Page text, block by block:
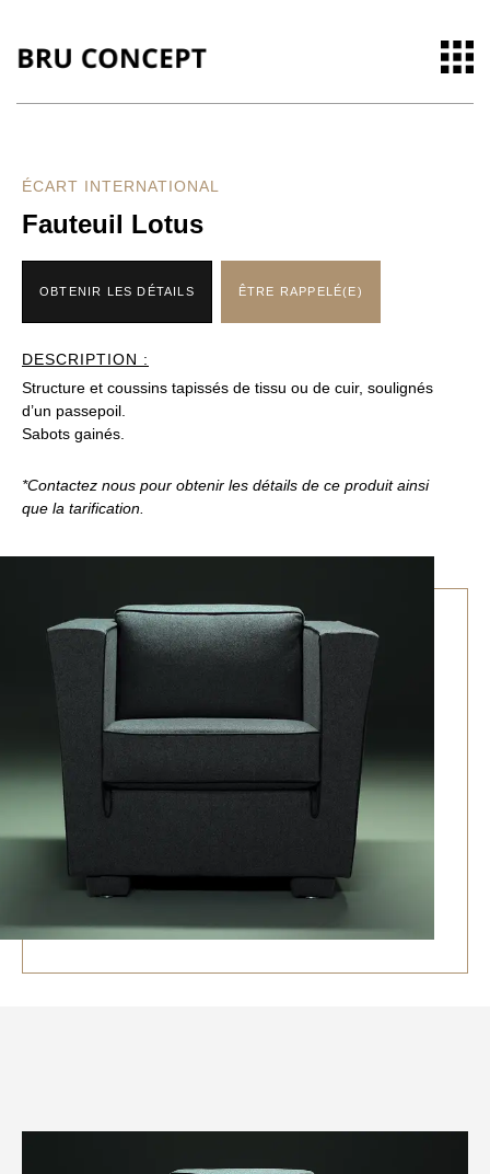
ÉCART INTERNATIONAL
Fauteuil Lotus
OBTENIR LES DÉTAILS ÊTRE RAPPELÉ(E)
DESCRIPTION :
Structure et coussins tapissés de tissu ou de cuir, soulignés
d’un passepoil.
Sabots gainés.
*Contactez nous pour obtenir les détails de ce produit ainsi
que la tarification.